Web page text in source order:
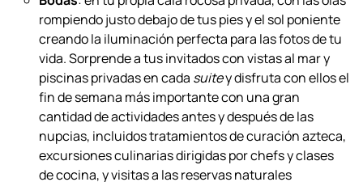
Escapadas románticas
En Cala de Mar podrás disfrutar del fin de semana de tu vida en
pareja,con un itinerario optimizado por los asistentes personales
resort, y garantizar que cada detalle del viaje esté impecable.
Bodas: en tu propia cala rocosa privada, con las olas
rompiendo justo debajo de tus pies y el sol poniente
creando la iluminación perfecta para las fotos de tu
vida. Sorprende a tus invitados con vistas al mar y
piscinas privadas en cadasuitey disfruta con ellos el
fin de semana más importante con una gran